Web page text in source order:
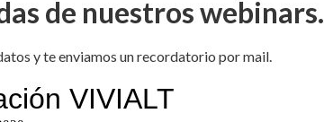
de nuestros webinars.
y te enviamos un recordatorio por mail.